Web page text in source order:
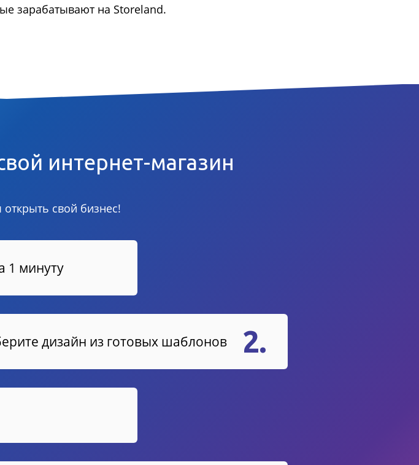
зарабатывают на Storeland.
интернет-магазин
свой бизнес!
1 минуту
2.
дизайн из готовых шаблонов